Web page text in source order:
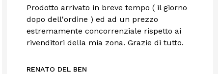
Prodotto arrivato in breve tempo ( il giorno
dopo dell'ordine ) ed ad un prezzo
estremamente concorrenziale rispetto ai
rivenditori della mia zona. Grazie di tutto.
RENATO DEL BEN